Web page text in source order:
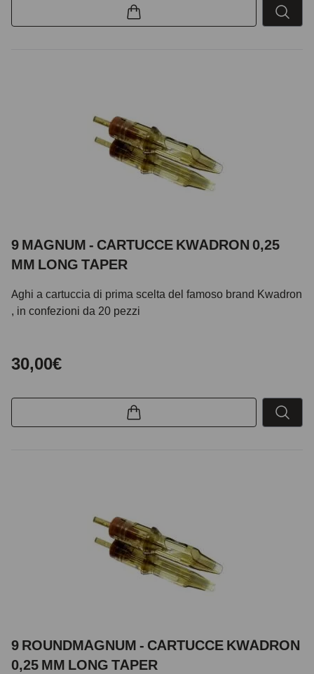
9 MAGNUM - CARTUCCE KWADRON 0,25
MM LONG TAPER
Aghi a cartuccia di prima scelta del famoso brand Kwadron
, in confezioni da 20 pezzi
30,00€
9 ROUNDMAGNUM - CARTUCCE KWADRON
0,25 MM LONG TAPER